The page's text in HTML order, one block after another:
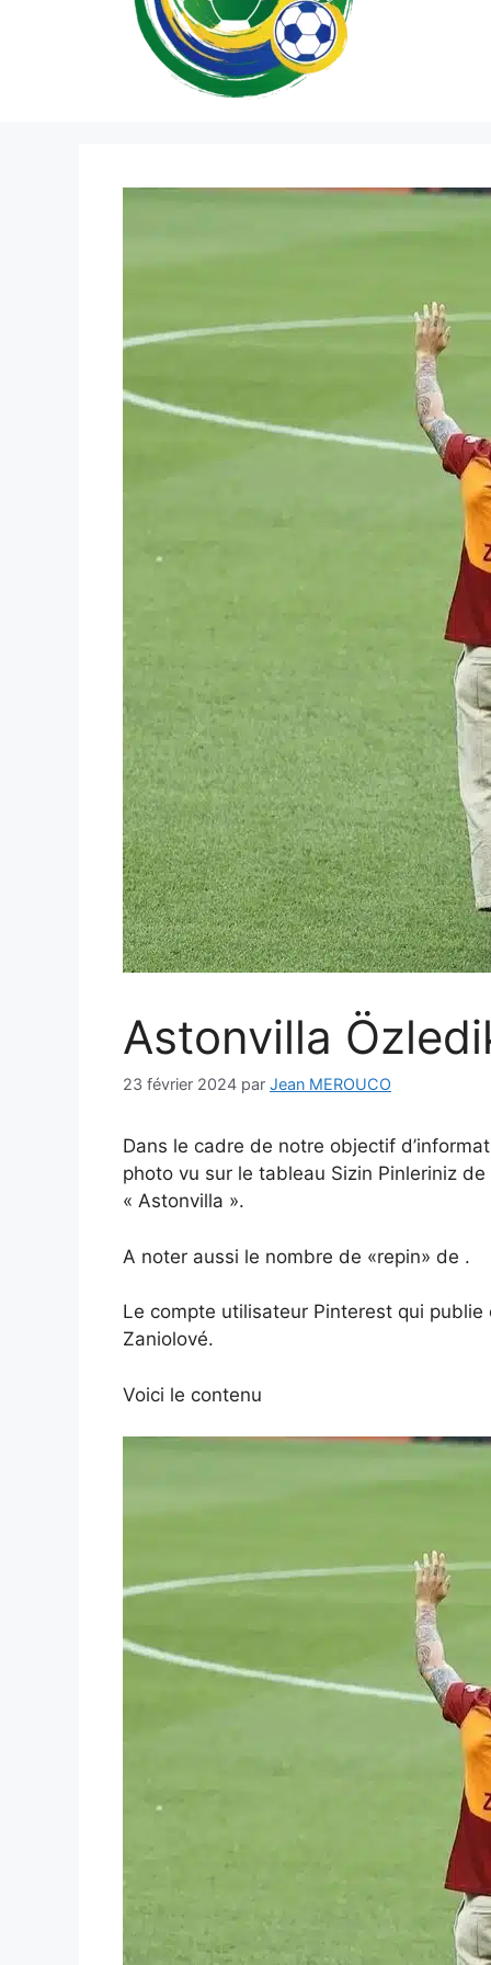
Astonvilla
23 février 2024 par Jean MEROUCO
Dans le cadre de notre objectif
photo vu sur le tableau Sizin Pinleriniz
« Astonvilla ».
A noter aussi le nombre de «repin» de .
Le compte utilisateur Pinterest qui publie
Zaniolové.
Voici le contenu